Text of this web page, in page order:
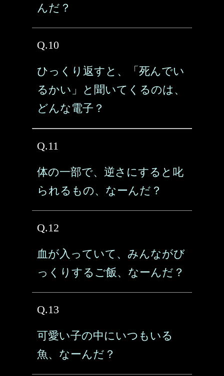
んだ？
Q.10
ひっくり返すと、「死んでい
るかい」と聞いてくるのは、
どんな電子？
Q.11
体の一部で、逆さにすると叱
られるもの、なーんだ？
Q.12
血が入っていて、みんながび
っくりするご飯、なーんだ？
Q.13
可愛い子の中にいつもいる
魚、なーんだ？